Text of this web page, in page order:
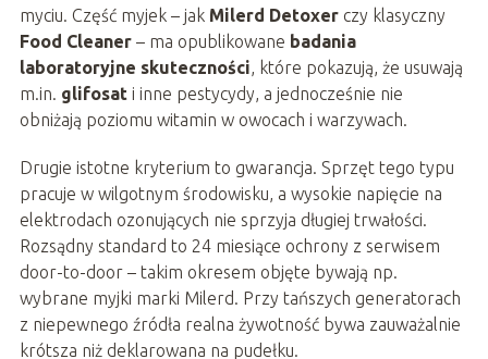
myciu. Część myjek – jak Milerd Detoxerczy klasyczny
Food Cleaner– ma opublikowane badania
laboratoryjne skuteczności , które pokazują, że usuwają
m.in. glifosat i inne pestycydy, a jednocześnie nie
obniżają poziomu witamin w owocach i warzywach.
Drugie istotne kryterium to gwarancja. Sprzęt tego typu
pracuje w wilgotnym środowisku, a wysokie napięcie na
elektrodach ozonujących nie sprzyja długiej trwałości.
Rozsądny standard to 24 miesiące ochrony z serwisem
door-to-door – takim okresem objęte bywają np.
wybrane myjki marki Milerd. Przy tańszych generatorach
z niepewnego źródła realna żywotność bywa zauważalnie
krótsza niż deklarowana na pudełku.